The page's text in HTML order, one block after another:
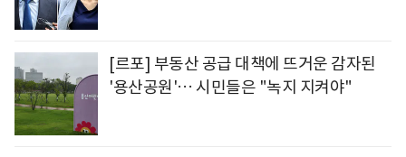
[르포] 부동산 공급 대책에 뜨거운 감자된
'용산공원'… 시민들은 "녹지 지켜야"